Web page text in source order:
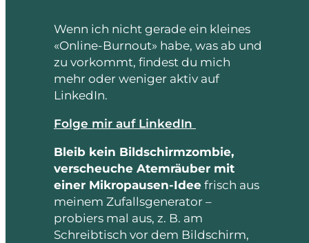
Wenn ich nicht gerade ein kleines
«Online-Burnout» habe, was ab und
zu vorkommt, findest du mich
mehr oder weniger aktiv auf
LinkedIn.
Folge mir auf LinkedIn
Bleib kein Bildschirmzombie,
verscheuche Atemräuber mit
einer Mikropausen-Ideefrisch aus
meinem Zufallsgenerator –
probiers mal aus, z. B. am
Schreibtisch vor dem Bildschirm,